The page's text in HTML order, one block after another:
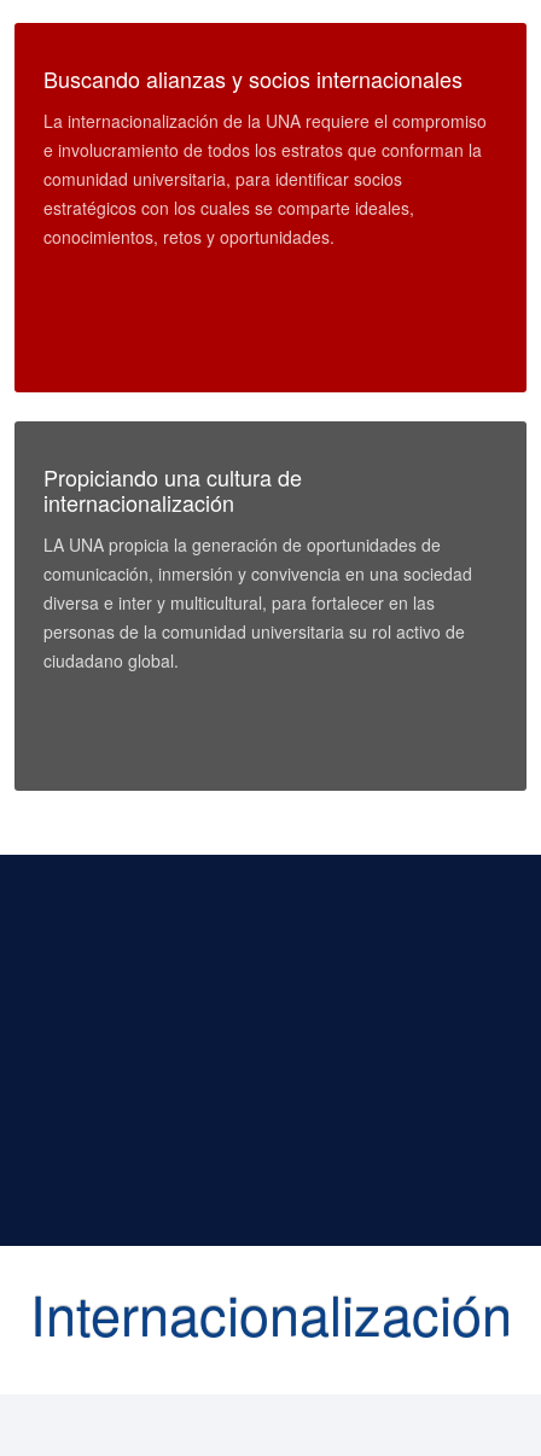
Buscando alianzas y socios internacionales
La internacionalización de la UNA requiere el compromiso
e involucramiento de todos los estratos que conforman la
comunidad universitaria, para identificar socios
estratégicos con los cuales se comparte ideales,
conocimientos, retos y oportunidades.
Propiciando una cultura de
internacionalización
LA UNA propicia la generación de oportunidades de
comunicación, inmersión y convivencia en una sociedad
diversa e inter y multicultural, para fortalecer en las
personas de la comunidad universitaria su rol activo de
ciudadano global.
Internacionalización